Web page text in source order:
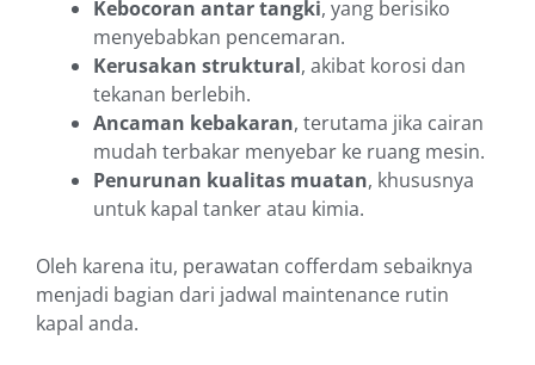
Kebocoran antar tangki, yang berisiko
menyebabkan pencemaran.
Kerusakan struktural, akibat korosi dan
tekanan berlebih.
Ancaman kebakaran, terutama jika cairan
mudah terbakar menyebar ke ruang mesin.
Penurunan kualitas muatan, khususnya
untuk kapal tanker atau kimia.
Oleh karena itu, perawatan cofferdam sebaiknya
menjadi bagian dari jadwal maintenance rutin
kapal anda.